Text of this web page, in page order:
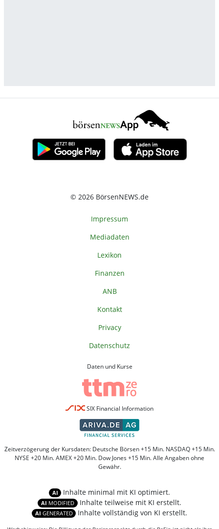
© 2026 BörsenNEWS.de
Impressum
Mediadaten
Lexikon
Finanzen
ANB
Kontakt
Privacy
Datenschutz
Daten und Kurse
SIX Financial Information
Zeitverzögerung der Kursdaten: Deutsche Börsen +15 Min. NASDAQ +15 Min.
NYSE +20 Min. AMEX +20 Min. Dow Jones +15 Min. Alle Angaben ohne
Gewähr.
AI Inhalte minimal mit KI optimiert.
AI MODIFIED Inhalte teilweise mit KI erstellt.
AI GENERATED Inhalte vollständig von KI erstellt.